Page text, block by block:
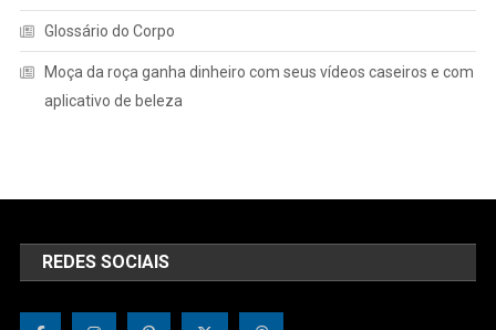
Glossário do Corpo
Moça da roça ganha dinheiro com seus vídeos caseiros e com
aplicativo de beleza
REDES SOCIAIS